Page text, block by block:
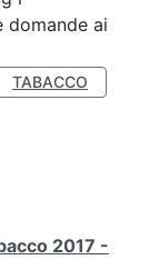
domande ai
TABACCO
2017 -